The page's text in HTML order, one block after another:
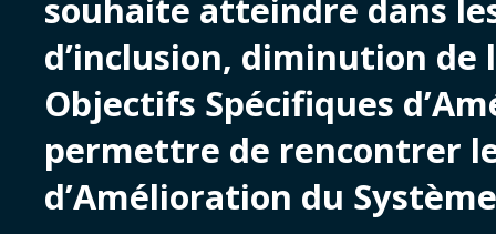
souhaite atteindre dans
d’inclusion, diminution de
Objectifs Spécifiques
permettre de rencontrer
d’Amélioration du